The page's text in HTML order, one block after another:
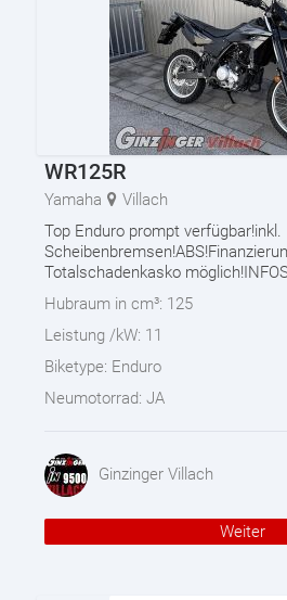
WR125R
Yamaha
Villach
Top Enduro prompt verfügbar!inkl.
Totalschadenkasko
Hubraum in cm³: 125
Leistung /kW: 11
Biketype: Enduro
Neumotorrad: JA
Ginzinger Villach
Weiter